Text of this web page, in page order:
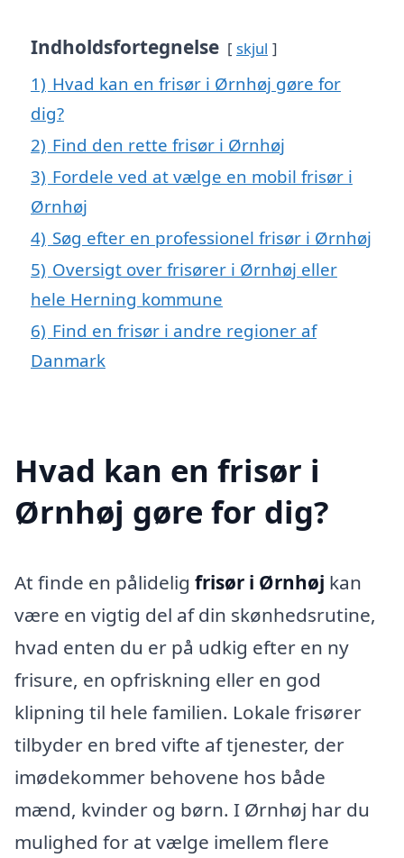
Indholdsfortegnelse skjul
1) Hvad kan en frisør i Ørnhøj gøre for
dig?
2) Find den rette frisør i Ørnhøj
3) Fordele ved at vælge en mobil frisør i
Ørnhøj
4) Søg efter en professionel frisør i Ørnhøj
5) Oversigt over frisører i Ørnhøj eller
hele Herning kommune
6) Find en frisør i andre regioner af
Danmark
Hvad kan en frisør i
Ørnhøj gøre for dig?
At finde en pålidelig frisør i Ørnhøj kan
være en vigtig del af din skønhedsrutine,
hvad enten du er på udkig efter en ny
frisure, en opfriskning eller en god
klipning til hele familien. Lokale frisører
tilbyder en bred vifte af tjenester, der
imødekommer behovene hos både
mænd, kvinder og børn. I Ørnhøj har du
mulighed for at vælge imellem flere